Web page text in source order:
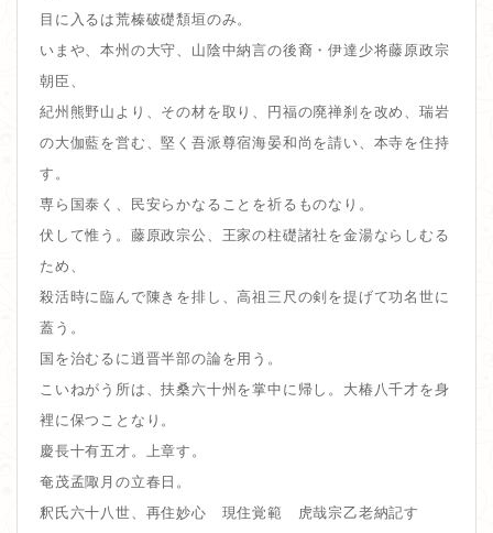
目に入るは荒榛破礎頽垣のみ。
いまや、本州の大守、山陰中納言の後裔・伊達少将藤原政宗
朝臣、
紀州熊野山より、その材を取り、円福の廃禅刹を改め、瑞岩
の大伽藍を営む、堅く吾派尊宿海晏和尚を請い、本寺を住持
す。
専ら国泰く、民安らかなることを祈るものなり。
伏して惟う。藤原政宗公、王家の柱礎諸社を金湯ならしむる
ため、
殺活時に臨んで陳きを排し、高祖三尺の剣を提げて功名世に
蓋う。
国を治むるに逍晋半部の論を用う。
こいねがう所は、扶桑六十州を掌中に帰し。大椿八千才を身
裡に保つことなり。
慶長十有五才。上章す。
奄茂孟陬月の立春日。
釈氏六十八世、再住妙心 現住覚範 虎哉宗乙老納記す